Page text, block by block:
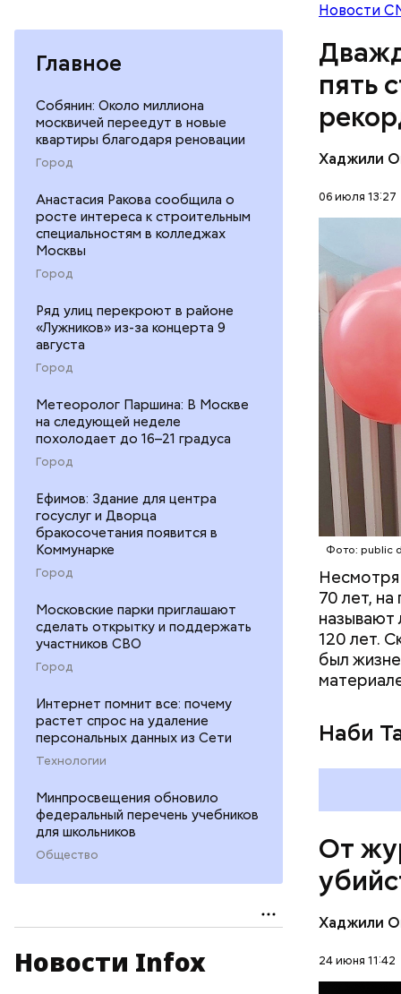
Главное
Собянин: Около миллиона
москвичей переедут в новые
квартиры благодаря реновации
Город
Анастасия Ракова сообщила о
росте интереса к строительным
специальностям в колледжах
Москвы
Город
Ряд улиц перекроют в районе
«Лужников» из-за концерта 9
августа
Город
Метеоролог Паршина: В Москве
на следующей неделе
похолодает до 16–21 градуса
Город
Ефимов: Здание для центра
госуслуг и Дворца
бракосочетания появится в
Коммунарке
Город
Московские парки приглашают
сделать открытку и поддержать
участников СВО
Город
Интернет помнит все: почему
растет спрос на удаление
персональных данных из Сети
Технологии
Минпросвещения обновило
федеральный перечень учебников
для школьников
Общество
Новости Infox
Новости
пять
Хаджили
06 июля 13:27
Фото: public
Несмотря
70 лет,
называют
120 лет.
был
Наби
Фото:
Наби
котором
работать
ребенка.
Тадзима
лет.
От
Хаджили
24 июня 11:42
26
и
туризма.
канала
спину.
но
умер не
Фото:
живот.
он
ночного
убийства
избавить
смертной
он умер
Кеннеди.